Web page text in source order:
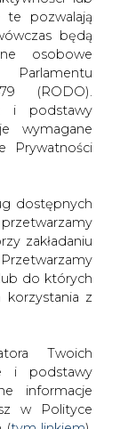
do których
korzystania z
Twoich
i podstawy
informacje
w Polityce
tym linkiem
mogą
na różnych
danych
i praw,
zgody
Twoich
sprzeciwu
przyczyn
po
Twoje
istnieć
w
Acrobat
grid
inteligencji.
publikacji do